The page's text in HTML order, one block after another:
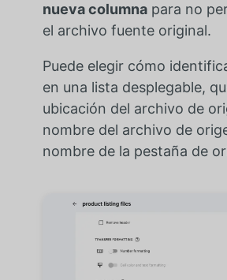
nueva columnapara no
el archivo fuente original.
Puede elegir cómo
en una lista desplegable,
ubicación del archivo de
nombre del archivo de
nombre de la pestaña de